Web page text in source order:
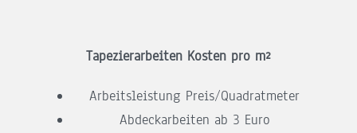
Tapezierarbeiten Kosten pro m²
Arbeitsleistung Preis/Quadratmeter
Abdeckarbeiten ab 3 Euro